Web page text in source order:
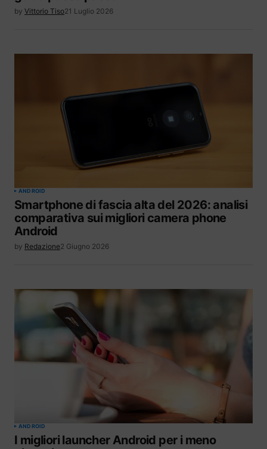
by Vittorio Tiso21 Luglio 2026
ANDROID
Smartphone di fascia alta del 2026: analisi
comparativa sui migliori camera phone
Android
by Redazione2 Giugno 2026
ANDROID
I migliori launcher Android per i meno